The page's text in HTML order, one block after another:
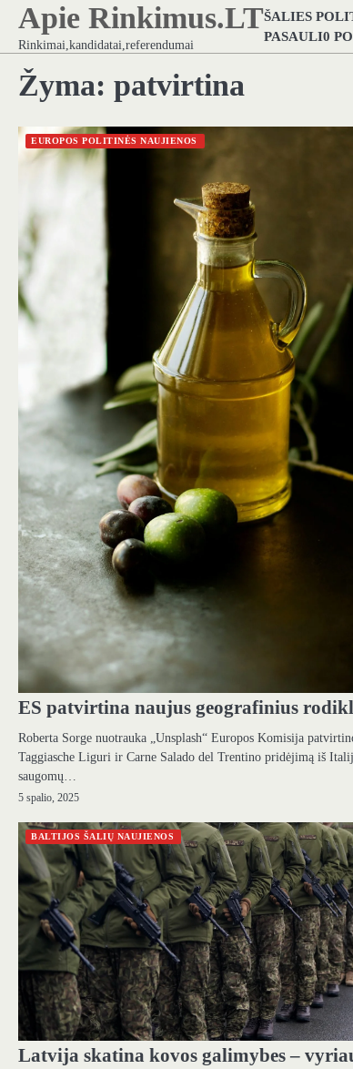
Skip
content
Apie Rinkimus.LT
Rinkimai,kandidatai,referendumai
ŠALIES
PASAULI0
Žyma: patvirtina
EUROPOS POLITINĖS NAUJIENOS
ES patvirtina naujus geografinius
Roberta Sorge nuotrauka „Unsplash“ Europos Komisija
Taggiasche Liguri ir Carne Salado del Trentino pridėjimą iš
saugomų…
5 spalio, 2025
BALTIJOS ŠALIŲ NAUJIENOS
Latvija skatina kovos galimybes –